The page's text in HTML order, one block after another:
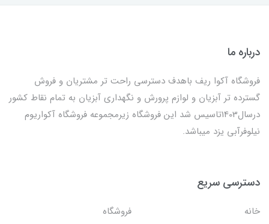
درباره ما
فروشگاه آکوا ریف باهدف دسترسی راحت تر مشتریان و فروش
گسترده تر آبزیان و لوازم پرورش و نگهداری آبزیان به تمام نقاط کشور
درسال1403تاسیس شد این فروشگاه زیرمجموعه فروشگاه آکواریوم
نیلوفرآبی یزد میباشد.
دسترسی سریع
خانه
فروشگاه